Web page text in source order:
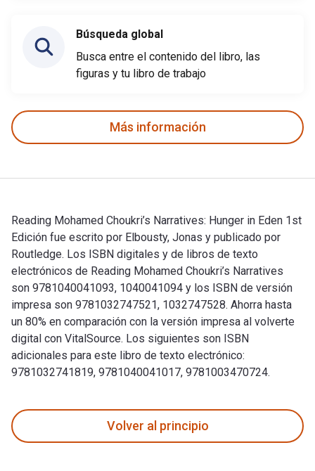
Búsqueda global
Busca entre el contenido del libro, las
figuras y tu libro de trabajo
Más información
Reading Mohamed Choukri’s Narratives: Hunger in Eden 1st
Edición fue escrito por Elbousty, Jonas y publicado por
Routledge. Los ISBN digitales y de libros de texto
electrónicos de Reading Mohamed Choukri’s Narratives
son 9781040041093, 1040041094 y los ISBN de versión
impresa son 9781032747521, 1032747528. Ahorra hasta
un 80% en comparación con la versión impresa al volverte
digital con VitalSource. Los siguientes son ISBN
adicionales para este libro de texto electrónico:
9781032741819, 9781040041017, 9781003470724.
Volver al principio